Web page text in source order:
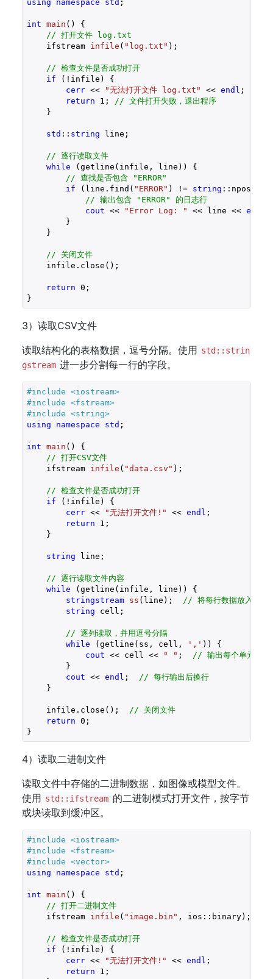
using namespace std ;
int main ()
{
// 打开文件 log.txt
ifstream infile ( "log.txt" ) ;
// 检查文件是否成功打开
if (!infile) {
cerr << "无法打开文件 log.txt" << endl ;
return
1 ;
// 文件打开失败，退出程序
    }
std :: string line;
// 逐行读取文件
while (getline(infile, line)) {
// 查找是否包含 "ERROR"
if (line.find( "ERROR" ) != string ::npos) {
// 输出包含 "ERROR" 的日志行
cout << "Error Log: " << line << endl
        }
    }
// 关闭文件
    infile.close();
return 0 ;
3）读取CSV文件
读取结构化的表格数据，逗号分隔。使用 std::strin
gstream 进一步分割每一行的字段。
#include <iostream>
#include <fstream>
#include <string>
using
namespace std ;
int main ()
{
// 打开CSV文件
ifstream infile ( "data.csv" ) ;
// 检查文件是否成功打开
if (!infile) {
cerr << "无法打开文件!" << endl ;
return
1 ;
    }
string line;
// 逐行读取文件内容
while (getline(infile, line)) {
stringstream
ss (line) ;
// 将每行数据放入字符
string cell;
// 逐列读取，并用逗号分隔
while (getline(ss, cell, ',' )) {
cout << cell << " " ;
// 输出每个单元格内
        }
cout << endl ;
// 每行输出后换行
    }
    infile.close();
// 关闭文件
return 0 ;
4）读取二进制文件
读取文件中存储的二进制数据，如图像或模型文件。
使用 std::ifstream 的二进制模式打开文件，按字节
或块读取到缓冲区。
#include <iostream>
#include <fstream>
#include <vector>
using
namespace std ;
int main ()
{
// 打开二进制文件
ifstream infile ( "image.bin" , ios::binary) ;
// 检查文件是否成功打开
if (!infile) {
cerr << "无法打开文件!" << endl ;
return
1 ;